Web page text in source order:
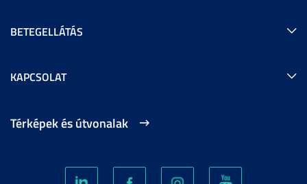
BETEGELLÁTÁS
KAPCSOLAT
Térképek és útvonalak